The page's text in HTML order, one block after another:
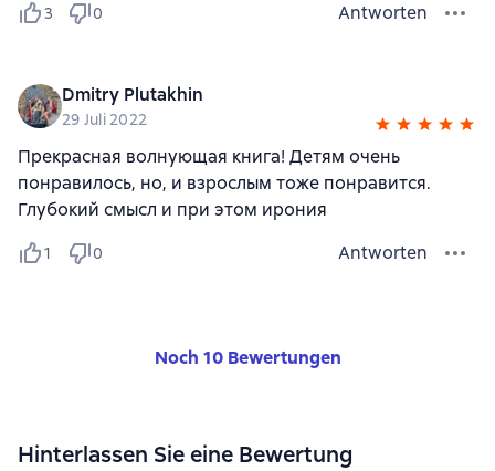
3 0 Antworten
Dmitry Plutakhin
29 Juli 2022
Прекрасная волнующая книга! Детям очень
понравилось, но, и взрослым тоже понравится.
Глубокий смысл и при этом ирония
1 0 Antworten
Noch 10 Bewertungen
Hinterlassen Sie eine Bewertung